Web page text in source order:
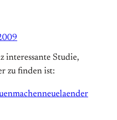
interessante Studie,
zu finden ist: